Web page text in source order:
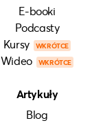
E-booki
Podcasty
Kursy
WKRÓTCE
Wideo WKRÓTCE
Artykuły
Blog